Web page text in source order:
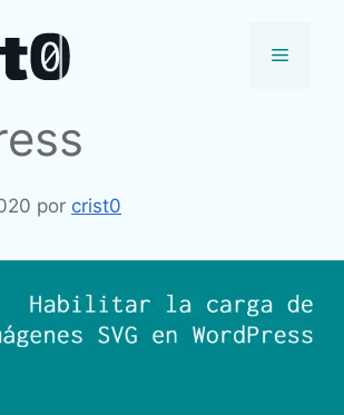
Menú
por crist0